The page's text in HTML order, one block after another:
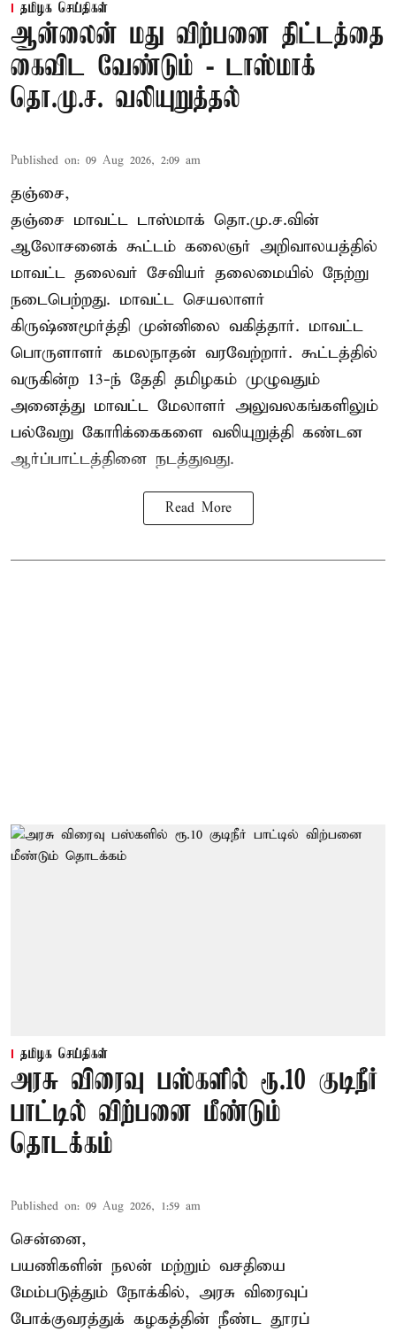
தமிழக செய்திகள்
ஆன்லைன் மது விற்பனை திட்டத்தை
கைவிட வேண்டும் - டாஸ்மாக்
தொ.மு.ச. வலியுறுத்தல்
Published on: 09 Aug 2026, 2:09 am
தஞ்சை,
தஞ்சை மாவட்ட டாஸ்மாக் தொ.மு.ச.வின்
ஆலோசனைக் கூட்டம் கலைஞர் அறிவாலயத்தில்
மாவட்ட தலைவர் சேவியர் தலைமையில் நேற்று
நடைபெற்றது. மாவட்ட செயலாளர்
கிருஷ்ணமூர்த்தி முன்னிலை வகித்தார். மாவட்ட
பொருளாளர் கமலநாதன் வரவேற்றார். கூட்டத்தில்
வருகின்ற 13-ந் தேதி தமிழகம் முழுவதும்
அனைத்து மாவட்ட மேலாளர் அலுவலகங்களிலும்
பல்வேறு கோரிக்கைகளை வலியுறுத்தி கண்டன
ஆர்ப்பாட்டத்தினை நடத்துவது.
Read More
தமிழக செய்திகள்
அரசு விரைவு பஸ்களில் ரூ.10 குடிநீர்
பாட்டில் விற்பனை மீண்டும்
தொடக்கம்
Published on: 09 Aug 2026, 1:59 am
சென்னை,
பயணிகளின் நலன் மற்றும் வசதியை
மேம்படுத்தும் நோக்கில், அரசு விரைவுப்
போக்குவரத்துக் கழகத்தின் நீண்ட தூரப்